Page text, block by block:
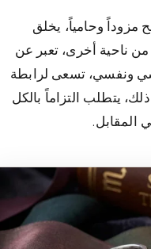
وحامياً، يخلق
من ناحية أخرى، تعبر عن
ونفسي، تسعى لرابطة
يتطلب التزاماً بالكل